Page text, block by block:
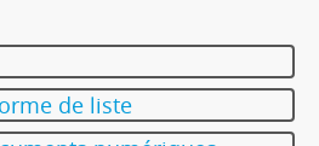
de liste